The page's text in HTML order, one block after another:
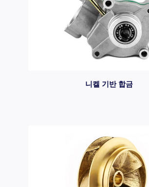
니켈 기반 합금